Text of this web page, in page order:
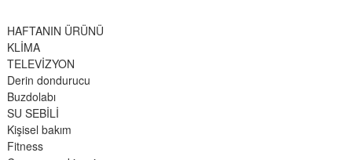
HAFTANIN ÜRÜNÜ
KLİMA
TELEVİZYON
Derin dondurucu
Buzdolabı
SU SEBİLİ
Kişisel bakım
Fitness